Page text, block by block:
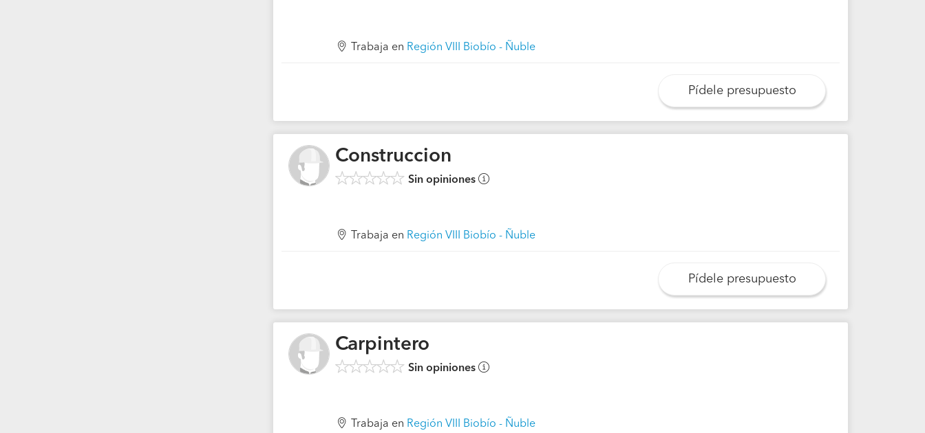
Trabaja en Región VIII Biobío - Ñuble
Pídele presupuesto
Construccion
Sin opiniones
Trabaja en Región VIII Biobío - Ñuble
Pídele presupuesto
Carpintero
Sin opiniones
Trabaja en Región VIII Biobío - Ñuble